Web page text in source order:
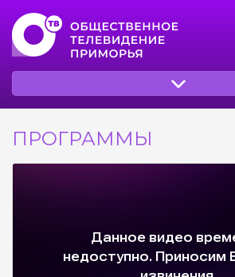
ПРОГРАММЫ